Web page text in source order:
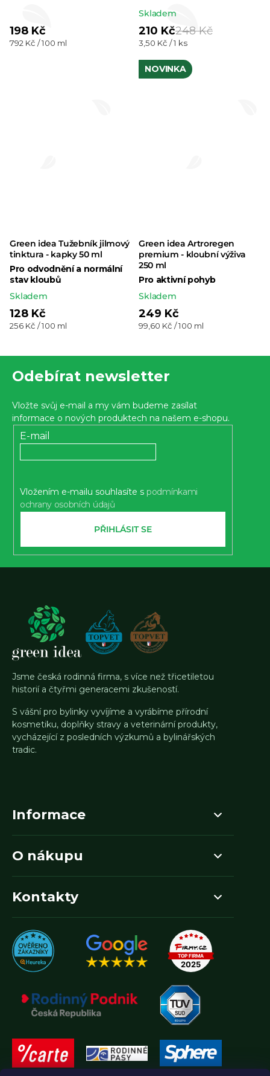
198 Kč
Měrná
792 Kč / 100 ml
Průměrné
hodnocení
produktu
je
5,0
Skladem
210 Kč248 Kč
Měrná
3,50 Kč / 1 ks
Green idea Tužebník jilmový
tinktura - kapky 50 ml
Pro odvodnění a normální
stav kloubů
Skladem
128 Kč
Měrná
256 Kč / 100 ml
NOVINKA
Green idea Artroregen
premium - kloubní výživa
250 ml
Pro aktivní pohyb
Skladem
249 Kč
Měrná
99,60 Kč / 100 ml
Odebírat newsletter
Vložte svůj e-mail a my vám budeme zasílat
informace o nových produktech na našem e-shopu.
E-mail
Vložením e-mailu souhlasíte s podmínkami
ochrany osobních údajů
PŘIHLÁSIT SE
Jsme česká rodinná firma, s více než třicetiletou
historií a čtyřmi generacemi zkušeností.
S vášní pro bylinky vyvíjíme a vyrábíme přírodní
kosmetiku, doplňky stravy a veterinární produkty,
vycházející z posledních výzkumů a bylinářských
tradic.
Informace
O nákupu
Kontakty